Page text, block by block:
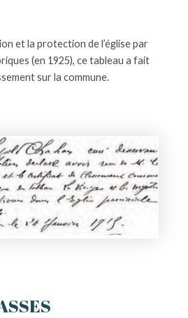
et la protection de l’église par
(en 1925), ce tableau a fait
sur la commune.